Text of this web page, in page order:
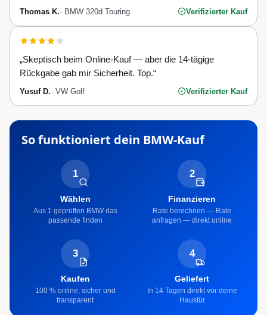
Thomas K.· BMW 320d Touring Verifizierter Kauf
„Skeptisch beim Online-Kauf — aber die 14-tägige
Rückgabe gab mir Sicherheit. Top.“
Yusuf D.· VW Golf Verifizierter Kauf
So funktioniert dein BMW-Kauf
1
Wählen
Aus 1 geprüften BMW das
passende finden
2
Finanzieren
Rate berechnen — Rate
anfragen — direkt online
3
Kaufen
100 % online, sicher und
transparent
4
Geliefert
In 14 Tagen direkt vor deine
Haustür